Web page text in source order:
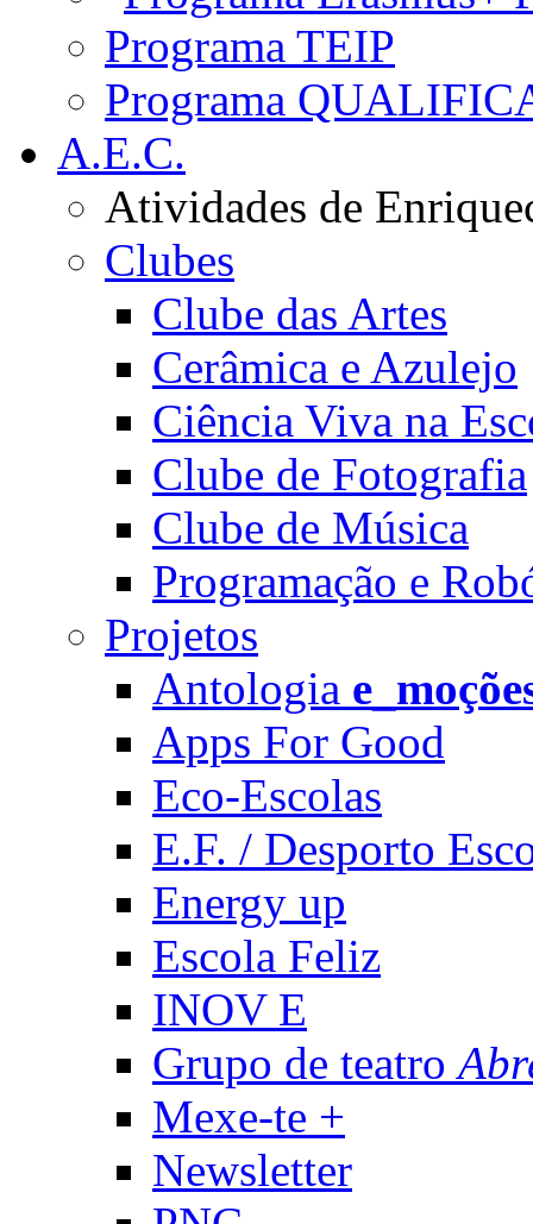
Programa TEIP
Programa
A.E.C.
Atividades de
Clubes
Clube das Artes
Cerâmica e Azulejo
Ciência Viva na
Clube de Fotografia
Clube de Música
Programação e
Projetos
Antologia
Apps For Good
Eco-Escolas
E.F. / Desporto
Energy up
Escola Feliz
INOV E
Grupo de teatro
Mexe-te +
Newsletter